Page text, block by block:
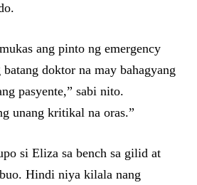
ang pinto ng emergency
doktor na may bahagyang
pasyente,” sabi nito.
unang kritikal na oras.”
si Eliza sa bench sa gilid at
Hindi niya kilala nang